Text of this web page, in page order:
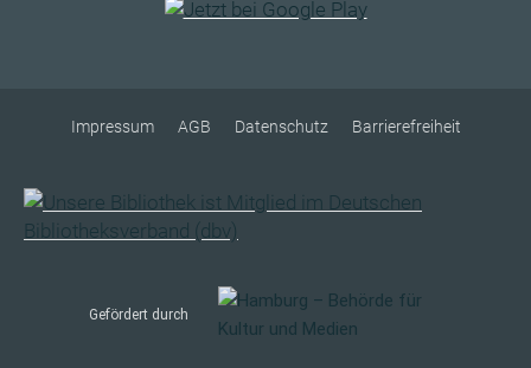
Impressum AGB Datenschutz Barrierefreiheit
Gefördert durch